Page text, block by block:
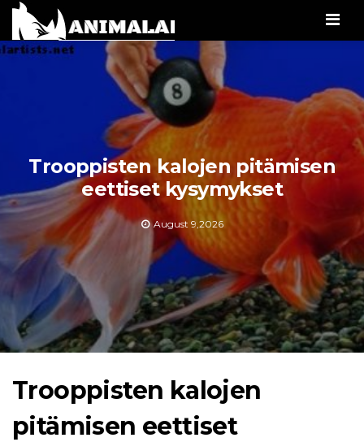
Trooppisten kalojen pitämisen
eettiset kysymykset
August 9,2026
Trooppisten kalojen
pitämisen eettiset